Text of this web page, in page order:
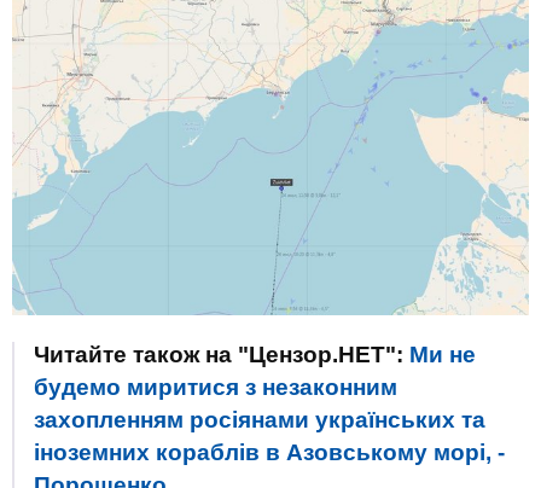
Читайте також на "Цензор.НЕТ": Ми не
будемо миритися з незаконним
захопленням росіянами українських та
іноземних кораблів в Азовському морі, -